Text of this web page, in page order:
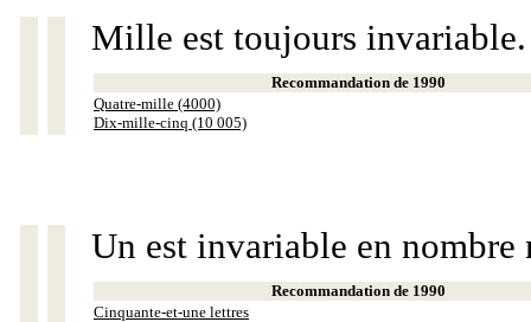
Mille est toujours invariable.
Recommandation de 1990
Quatre-mille (4000)
Dix-mille-cinq (10 005)
Un est invariable en nombre
Recommandation de 1990
Cinquante-et-une lettres